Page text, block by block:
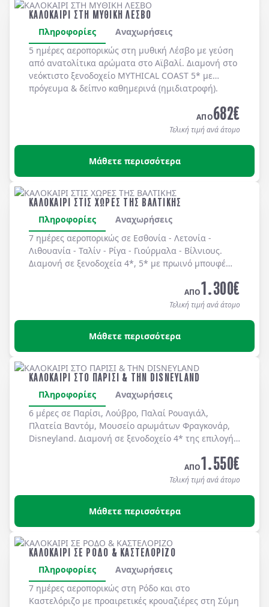
ΚΑΛΟΚΑΙΡΙ ΣΤΗ ΜΥΘΙΚΗ ΛΕΣΒΟ
Πληροφορίες
Αναχωρήσεις
5 ημέρες αεροπορικώς στη μυθική Λέσβο με γεύση
από ανατολίτικα αρώματα στο Αϊβαλί. Διαμονή στο
νεόκτιστο ξενοδοχείο MYTHICAL COAST 5* με
πρόγευμα & δείπνο καθημερινά (ημιδιατροφή).
ΑΠΟ682€
Τελική τιμή ανά άτομο
Μάθετε περισσότερα
ΚΑΛΟΚΑΙΡΙ ΣΤΙΣ ΧΩΡΕΣ ΤΗΣ ΒΑΛΤΙΚΗΣ
Πληροφορίες
Αναχωρήσεις
7 ημέρες αεροπορικώς σε Εσθονία - Λετονία -
Λιθουανία - Ταλίν - Ρίγα - Γιούρμαλα - Βίλνιους.
Διαμονή σε ξενοδοχεία 4*, 5* με πρωινό μπουφέ
ΑΠΟ1.300€
Τελική τιμή ανά άτομο
Μάθετε περισσότερα
ΚΑΛΟΚΑΙΡΙ ΣΤΟ ΠΑΡΙΣΙ & ΤΗΝ DISNEYLAND
Πληροφορίες
Αναχωρήσεις
6 μέρες σε Παρίσι, Λούβρο, Παλαί Ρουαγιάλ,
Πλατεία Βαντόμ, Μουσείο αρωμάτων Φραγκονάρ,
Disneyland. Διαμονή σε ξενοδοχείo 4* της επιλογής
ΑΠΟ1.550€
Τελική τιμή ανά άτομο
Μάθετε περισσότερα
ΚΑΛΟΚΑΙΡΙ ΣΕ ΡΟΔΟ & ΚΑΣΤΕΛΟΡΙΖΟ
Πληροφορίες
Αναχωρήσεις
7 ημέρες αεροπορικώς στη Ρόδο και στο
Καστελόριζο με προαιρετικές κρουαζιέρες στη Σύμη